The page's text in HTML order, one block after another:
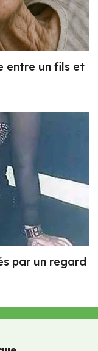
entre un fils et
par un regard